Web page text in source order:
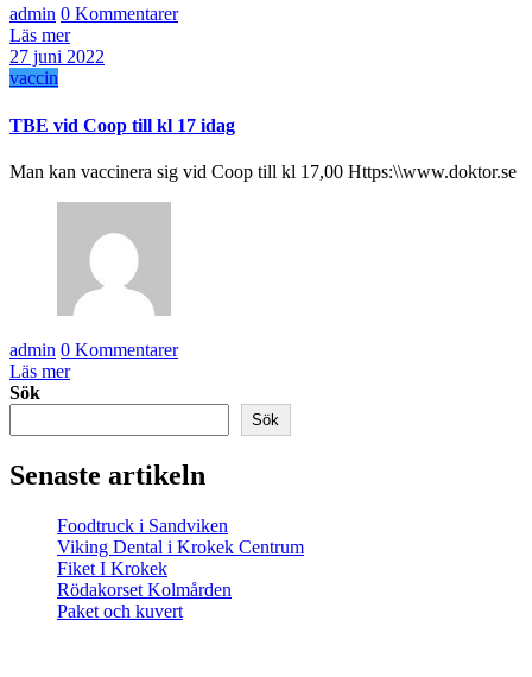
admin 0 Kommentarer
Läs mer
27 juni 2022
vaccin
TBE vid Coop till kl 17 idag
Man kan vaccinera sig vid Coop till kl 17,00 Https:\\www.doktor.se
admin 0 Kommentarer
Läs mer
Sök
Sök
Senaste artikeln
Foodtruck i Sandviken
Viking Dental i Krokek Centrum
Fiket I Krokek
Rödakorset Kolmården
Paket och kuvert